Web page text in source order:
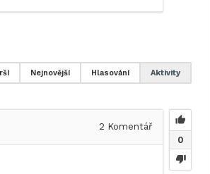
Aktivity
Hlasování
Nejnovější
0
2 Komentář